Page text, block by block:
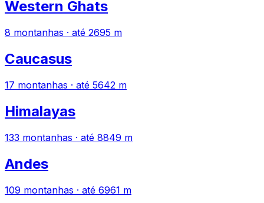
Western Ghats
8 montanhas · até 2695 m
Caucasus
17 montanhas · até 5642 m
Himalayas
133 montanhas · até 8849 m
Andes
109 montanhas · até 6961 m